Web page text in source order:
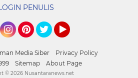
PENULIS
Media Siber
Privacy Policy
Sitemap About Page
© 2026 Nusantaranews.net